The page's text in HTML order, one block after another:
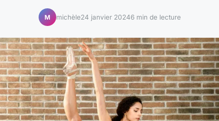
M michèle24 janvier 20246 min de lecture